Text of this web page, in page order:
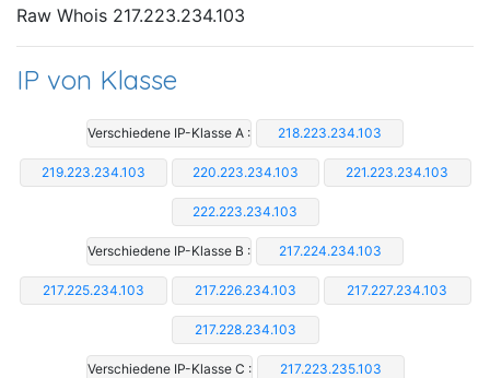
Raw Whois 217.223.234.103
IP von Klasse
Verschiedene IP-Klasse A : 218.223.234.103
219.223.234.103 220.223.234.103 221.223.234.103
222.223.234.103
Verschiedene IP-Klasse B : 217.224.234.103
217.225.234.103 217.226.234.103 217.227.234.103
217.228.234.103
Verschiedene IP-Klasse C : 217.223.235.103